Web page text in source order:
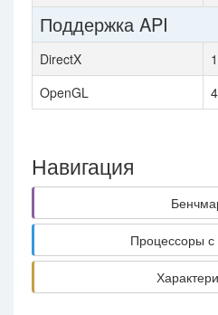
Поддержка API
DirectX
OpenGL
Навигация
Процессоры с